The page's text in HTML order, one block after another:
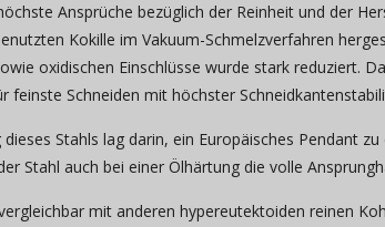
Ansprüche bezüglich der Reinheit und der
Kokille im Vakuum-Schmelzverfahren
oxidischen Einschlüsse wurde stark reduziert.
feinste Schneiden mit höchster
Stahls lag darin, ein Europäisches Pendant
Stahl auch bei einer Ölhärtung die volle
mit anderen hypereutektoiden reinen